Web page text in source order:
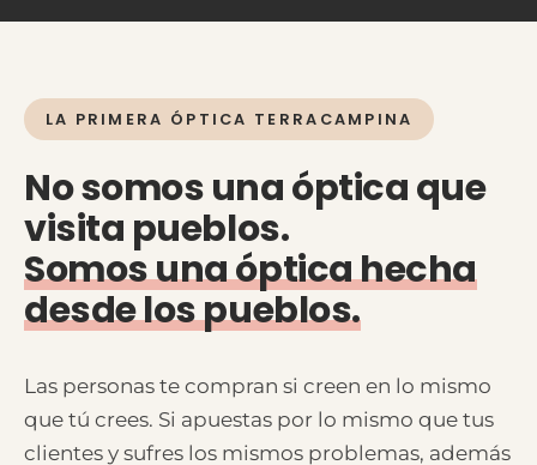
LA PRIMERA ÓPTICA TERRACAMPINA
No somos una óptica que
visita pueblos.
Somos una óptica hecha
desde los pueblos.
Las personas te compran si creen en lo mismo
que tú crees. Si apuestas por lo mismo que tus
clientes y sufres los mismos problemas, además